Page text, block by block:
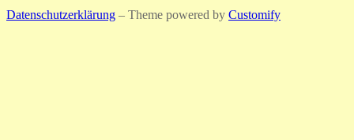
Datenschutzerklärung – Theme powered by Customify